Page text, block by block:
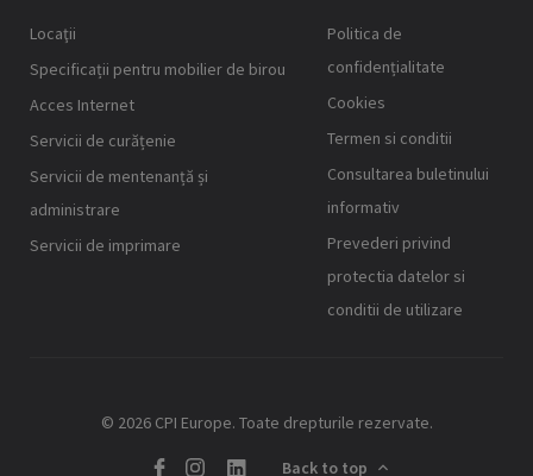
Locaţii
Specificații pentru mobilier de birou
Acces Internet
Servicii de curățenie
Servicii de mentenanță și
administrare
Servicii de imprimare
Politica de
confidențialitate
Cookies
Termen si conditii
Consultarea buletinului
informativ
Prevederi privind
protectia datelor si
conditii de utilizare
© 2026 CPI Europe. Toate drepturile rezervate.
Back to top